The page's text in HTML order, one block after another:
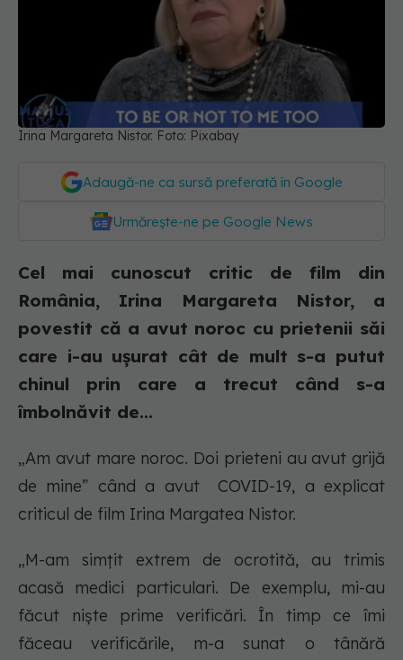
Irina Margareta Nistor. Foto: Pixabay
Adaugă-ne ca sursă preferată în Google
Urmărește-ne pe Google News
Cel mai cunoscut critic de film din
România, Irina Margareta Nistor, a
povestit că a avut noroc cu prietenii săi
care i-au ușurat cât de mult s-a putut
chinul prin care a trecut când s-a
îmbolnăvit de...
„Am avut mare noroc. Doi prieteni au avut grijă
de mine” când a avut COVID-19, a explicat
criticul de film Irina Margatea Nistor.
„M-am simțit extrem de ocrotită, au trimis
acasă medici particulari. De exemplu, mi-au
făcut niște prime verificări. În timp ce îmi
făceau verificările, m-a sunat o tânără